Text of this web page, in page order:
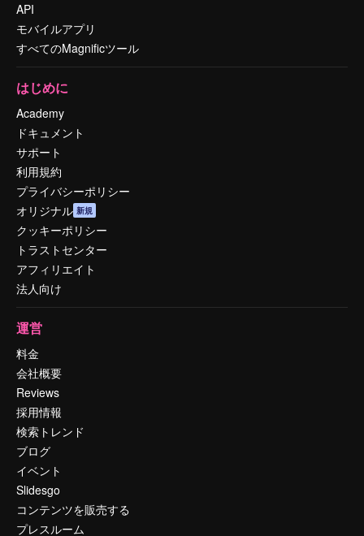
API
モバイルアプリ
すべてのMagnificツール
はじめに
Academy
ドキュメント
サポート
利用規約
プライバシーポリシー
オリジナル 新規
クッキーポリシー
トラストセンター
アフィリエイト
法人向け
運営
料金
会社概要
Reviews
採用情報
検索トレンド
ブログ
イベント
Slidesgo
コンテンツを販売する
プレスルーム